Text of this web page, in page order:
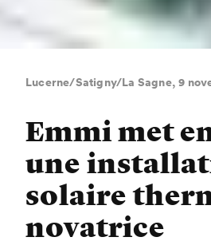
Lucerne/Satigny/La Sagne, 9
Emmi met
une
solaire
novatrice